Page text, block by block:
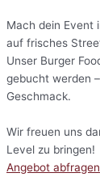
Mach dein Event
auf frisches
Unser Burger
gebucht werden
Geschmack.
Wir freuen uns
Level zu bringen!
Angebot abfragen